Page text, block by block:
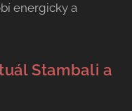
energicky a
Stambali a